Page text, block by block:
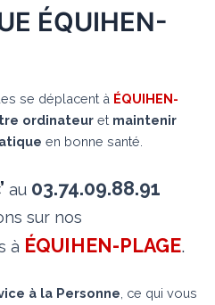
ÉQUIHEN-
se déplacent à ÉQUIHEN-
ordinateur et maintenir
en bonne santé.
au 03.74.09.88.91
sur nos
à ÉQUIHEN-PLAGE.
à la Personne , ce qui vous